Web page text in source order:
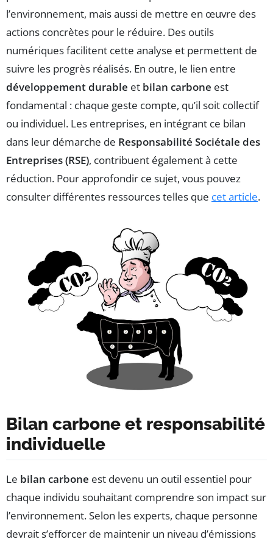
l’environnement, mais aussi de mettre en œuvre des
actions concrètes pour le réduire. Des outils
numériques facilitent cette analyse et permettent de
suivre les progrès réalisés. En outre, le lien entre
développement durable et bilan carbone est
fondamental : chaque geste compte, qu’il soit collectif
ou individuel. Les entreprises, en intégrant ce bilan
dans leur démarche de Responsabilité Sociétale des
Entreprises (RSE), contribuent également à cette
réduction. Pour approfondir ce sujet, vous pouvez
consulter différentes ressources telles que cet article.
Bilan carbone et responsabilité
individuelle
Le bilan carbone est devenu un outil essentiel pour
chaque individu souhaitant comprendre son impact sur
l’environnement. Selon les experts, chaque personne
devrait s’efforcer de maintenir un niveau d’émissions